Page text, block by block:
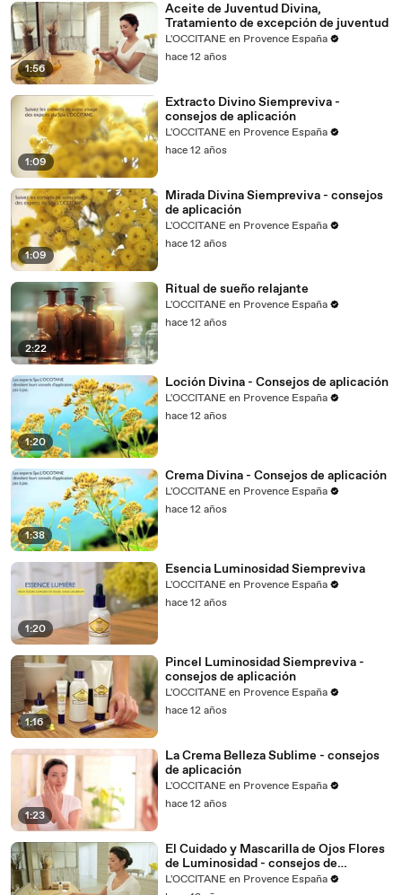
1:56
Aceite de Juventud Divina,
Tratamiento de excepción de juventud
L'OCCITANE en Provence España
hace 12 años
1:09
Extracto Divino Siempreviva -
consejos de aplicación
L'OCCITANE en Provence España
hace 12 años
1:09
Mirada Divina Siempreviva - consejos
de aplicación
L'OCCITANE en Provence España
hace 12 años
2:22
Ritual de sueño relajante
L'OCCITANE en Provence España
hace 12 años
1:20
Loción Divina - Consejos de aplicación
L'OCCITANE en Provence España
hace 12 años
1:38
Crema Divina - Consejos de aplicación
L'OCCITANE en Provence España
hace 12 años
1:20
Esencia Luminosidad Siempreviva
L'OCCITANE en Provence España
hace 12 años
1:16
Pincel Luminosidad Siempreviva -
consejos de aplicación
L'OCCITANE en Provence España
hace 12 años
1:23
La Crema Belleza Sublime - consejos
de aplicación
L'OCCITANE en Provence España
hace 12 años
El Cuidado y Mascarilla de Ojos Flores
de Luminosidad - consejos de
aplicación
L'OCCITANE en Provence España